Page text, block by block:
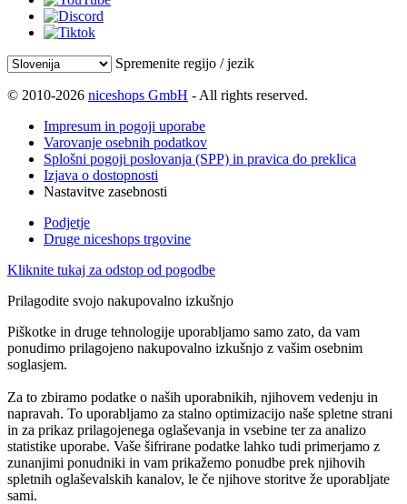
Spremenite regijo / jezik
© 2010-2026 niceshops GmbH - All rights reserved.
Impresum in pogoji uporabe
Varovanje osebnih podatkov
Splošni pogoji poslovanja (SPP) in pravica do preklica
Izjava o dostopnosti
Nastavitve zasebnosti
Podjetje
Druge niceshops trgovine
Kliknite tukaj za odstop od pogodbe
Prilagodite svojo nakupovalno izkušnjo
Piškotke in druge tehnologije uporabljamo samo zato, da vam
ponudimo prilagojeno nakupovalno izkušnjo z vašim osebnim
soglasjem.
Za to zbiramo podatke o naših uporabnikih, njihovem vedenju in
napravah. To uporabljamo za stalno optimizacijo naše spletne strani
in za prikaz prilagojenega oglaševanja in vsebine ter za analizo
statistike uporabe. Vaše šifrirane podatke lahko tudi primerjamo z
zunanjimi ponudniki in vam prikažemo ponudbe prek njihovih
spletnih oglaševalskih kanalov, le če njihove storitve že uporabljate
sami.